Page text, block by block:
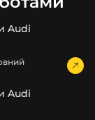
впливів під
вигляд
Audi
Audi